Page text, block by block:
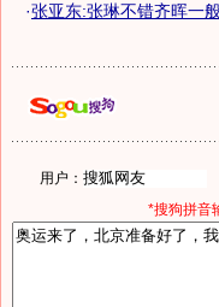
·张亚东:张琳不错齐晖一
用户：
*搜狗拼音